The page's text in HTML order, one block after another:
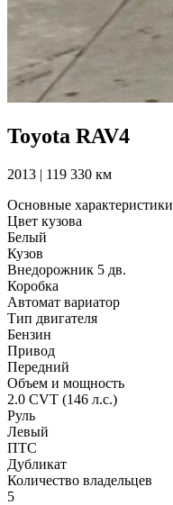
Toyota RAV4
2013 | 119 330 км
Основные характеристики
Цвет кузова
Белый
Кузов
Внедорожник 5 дв.
Коробка
Автомат вариатор
Тип двигателя
Бензин
Привод
Передний
Объем и мощность
2.0 CVT (146 л.с.)
Руль
Левый
ПТС
Дубликат
Количество владельцев
5